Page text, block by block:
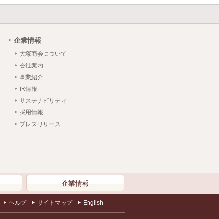
企業情報
大塚商会について
会社案内
事業紹介
IR情報
サステナビリティ
採用情報
プレスリリース
企業情報
ヘルプ サイトマップ English